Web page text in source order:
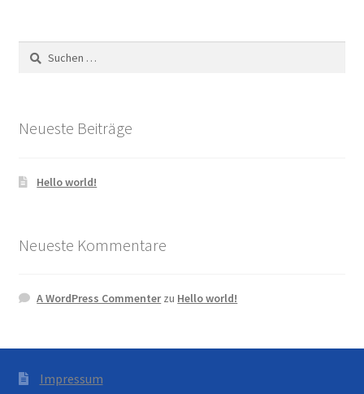
Suchen
nach:
Neueste Beiträge
Hello world!
Neueste Kommentare
A WordPress Commenterzu Hello world!
Impressum